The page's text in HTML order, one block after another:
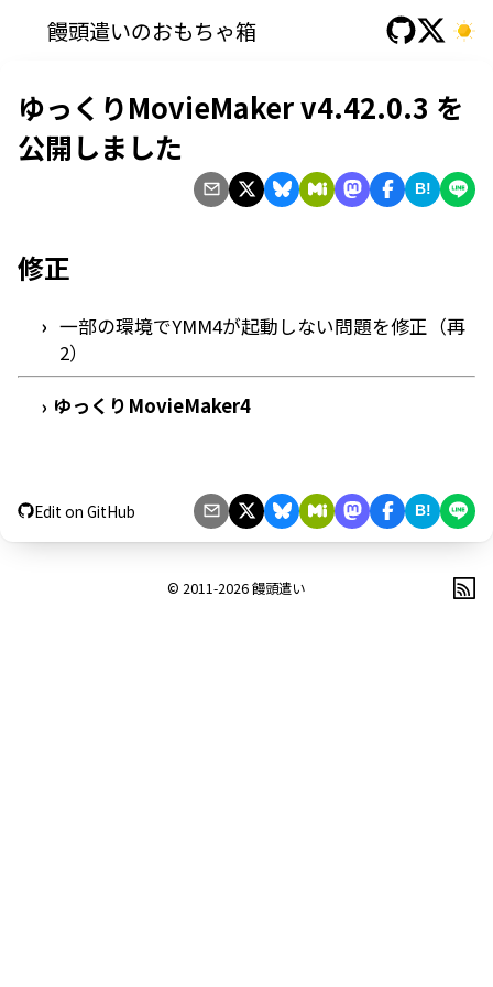
饅頭遣いのおもちゃ箱
ゆっくりMovieMaker v4.42.0.3 を
公開しました
B!
修正
一部の環境でYMM4が起動しない問題を修正（再
2）
› ゆっくりMovieMaker4
Edit on GitHub B!
© 2011-2026饅頭遣い